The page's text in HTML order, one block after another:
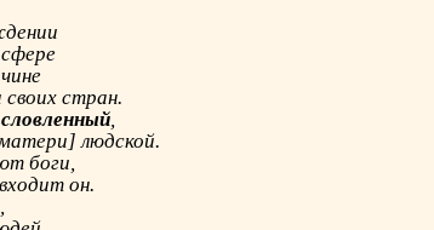
стран.
,
людской.
боги,
он.